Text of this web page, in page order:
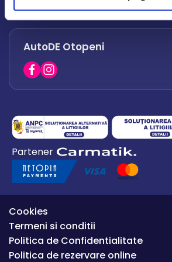
office.afumati@autode.ro
0730 063 852
0730 063 851
AutoDE Otopeni
0754 649 360
office.premium@autode.ro
Partener
Cookies
Termeni si conditii
Politica de Confidentialitate
Politica de rezervare online